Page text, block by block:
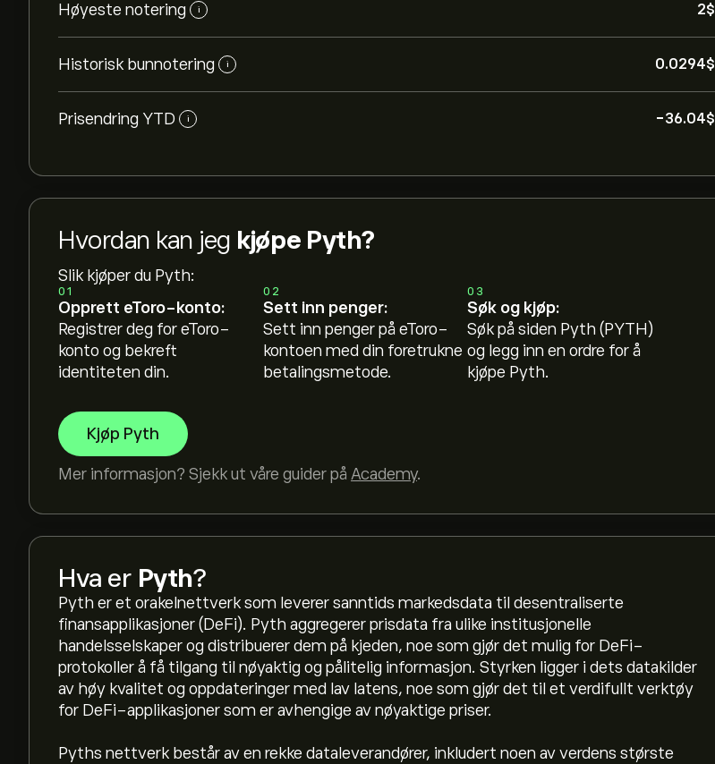
Høyeste notering i 2‎$‎
Historisk bunnotering i 0.0294‎$‎
Prisendring YTD i -36.04‎$‎
Hvordan kan jeg kjøpe Pyth?
Slik kjøper du Pyth:
01
Opprett eToro-konto:
Registrer deg for eToro-
konto og bekreft
identiteten din.
02
Sett inn penger:
Sett inn penger på eToro-
kontoen med din foretrukne
betalingsmetode.
03
Søk og kjøp:
Søk på siden Pyth (PYTH)
og legg inn en ordre for å
kjøpe Pyth.
Kjøp Pyth
Mer informasjon? Sjekk ut våre guider på Academy.
Hva er Pyth?
Pyth er et orakelnettverk som leverer sanntids markedsdata til desentraliserte
finansapplikasjoner (DeFi). Pyth aggregerer prisdata fra ulike institusjonelle
handelsselskaper og distribuerer dem på kjeden, noe som gjør det mulig for DeFi-
protokoller å få tilgang til nøyaktig og pålitelig informasjon. Styrken ligger i dets datakilder
av høy kvalitet og oppdateringer med lav latens, noe som gjør det til et verdifullt verktøy
for DeFi-applikasjoner som er avhengige av nøyaktige priser.
Pyths nettverk består av en rekke dataleverandører, inkludert noen av verdens største
Gjeldende pris på PYTH er 0.0386‎$‎
Markedsverdien til Pyth er 304.51M‎$‎